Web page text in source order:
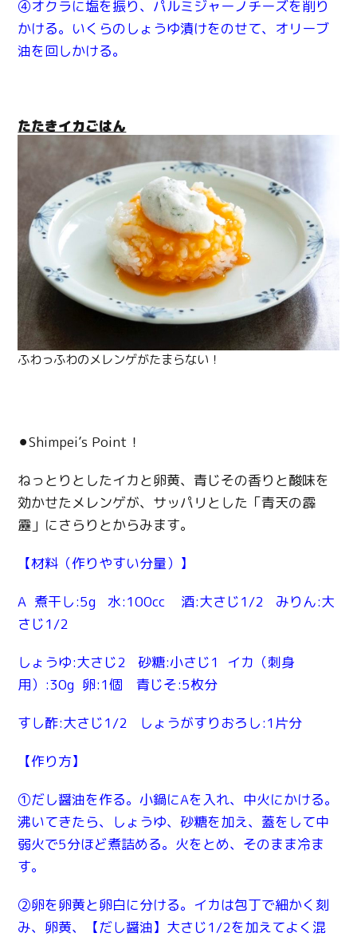
④オクラに塩を振り、パルミジャーノチーズを削り
かける。いくらのしょうゆ漬けをのせて、オリーブ
油を回しかける。
たたきイカごはん
ふわっふわのメレンゲがたまらない！
⚫︎Shimpei’s Point！
ねっとりとしたイカと卵黄、青じその香りと酸味を
効かせたメレンゲが、サッパリとした「青天の霹
靂」にさらりとからみます。
【材料（作りやすい分量）】
A 煮干し:5g 水:100cc 酒:大さじ1/2 みりん:大
さじ1/2
しょうゆ:大さじ2 砂糖:小さじ1 イカ（刺身
用）:30g 卵:1個 青じそ:5枚分
すし酢:大さじ1/2 しょうがすりおろし:1片分
【作り方】
①だし醤油を作る。小鍋にAを入れ、中火にかける。
沸いてきたら、しょうゆ、砂糖を加え、蓋をして中
弱火で5分ほど煮詰める。火をとめ、そのまま冷ま
す。
②卵を卵黄と卵白に分ける。イカは包丁で細かく刻
み、卵黄、【だし醤油】大さじ1/2を加えてよく混
Twitter
Facebook
Line